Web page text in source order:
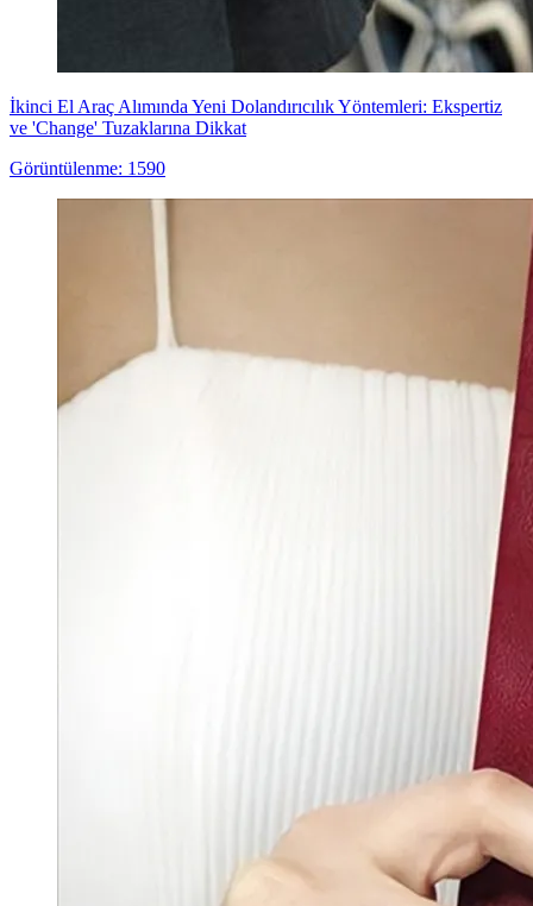
İkinci El Araç Alımında Yeni Dolandırıcılık Yöntemleri: Ekspertiz
ve 'Change' Tuzaklarına Dikkat
Görüntülenme: 1590